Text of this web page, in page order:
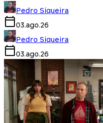
Pedro Siqueira
03.ago.26
Pedro Siqueira
03.ago.26